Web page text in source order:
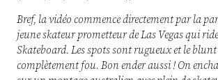
Bref, la vidéo commence directement par la
jeune skateur prometteur de Las Vegas qui
Skateboard. Les spots sont rugueux et le blunt
complètement fou. Bon ender aussi !On